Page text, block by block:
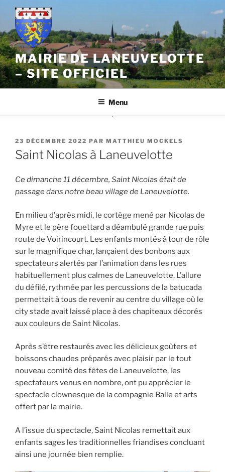
Aller
contenu
principal
MAIRIE DE LANEUVELOTTE
– SITE OFFICIEL
Menu
PUBLIÉ
LE
23 DÉCEMBRE 2022 PAR MATTHIEU MOCKELS
Saint Nicolas à Laneuvelotte
Ce dimanche 11 décembre, Saint Nicolas était de
passage dans notre beau village de Laneuvelotte.
En milieu d’après midi, le cortège mené par Nicolas de
Myre et le père fouettard a déambulé grande rue puis
route de Voirincourt. Les enfants montés à tour de rôle
sur le magnifique char, lançaient des bonbons aux
spectateurs alertés par l’animation dans les rues
habituellement plus calmes de Laneuvelotte. L’allure
du défilé, rythmée par les percussions de la batucada
permettait à tous de revenir au centre du village où le
city stade avait laissé place à des chapiteaux décorés
aux couleurs de Saint Nicolas.
Après s’être restaurés avec les délicieux goûters et
boissons chaudes préparés avec plaisir par le tout
nouveau comité des fêtes de Laneuvelotte, les
spectateurs venus en nombre, ont pu apprécier le
spectacle clownesque de la compagnie Balle et arts
offert par la mairie.
A l’issue du spectacle, Saint Nicolas remettait aux
enfants sages les traditionnelles friandises concluant
ainsi une journée bien remplie.